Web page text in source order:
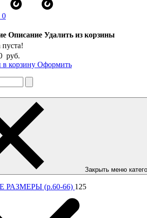
0
Описание Удалить из корзины
руб.
в корзину Оформить
Закрыть меню
(р.60-66) 125